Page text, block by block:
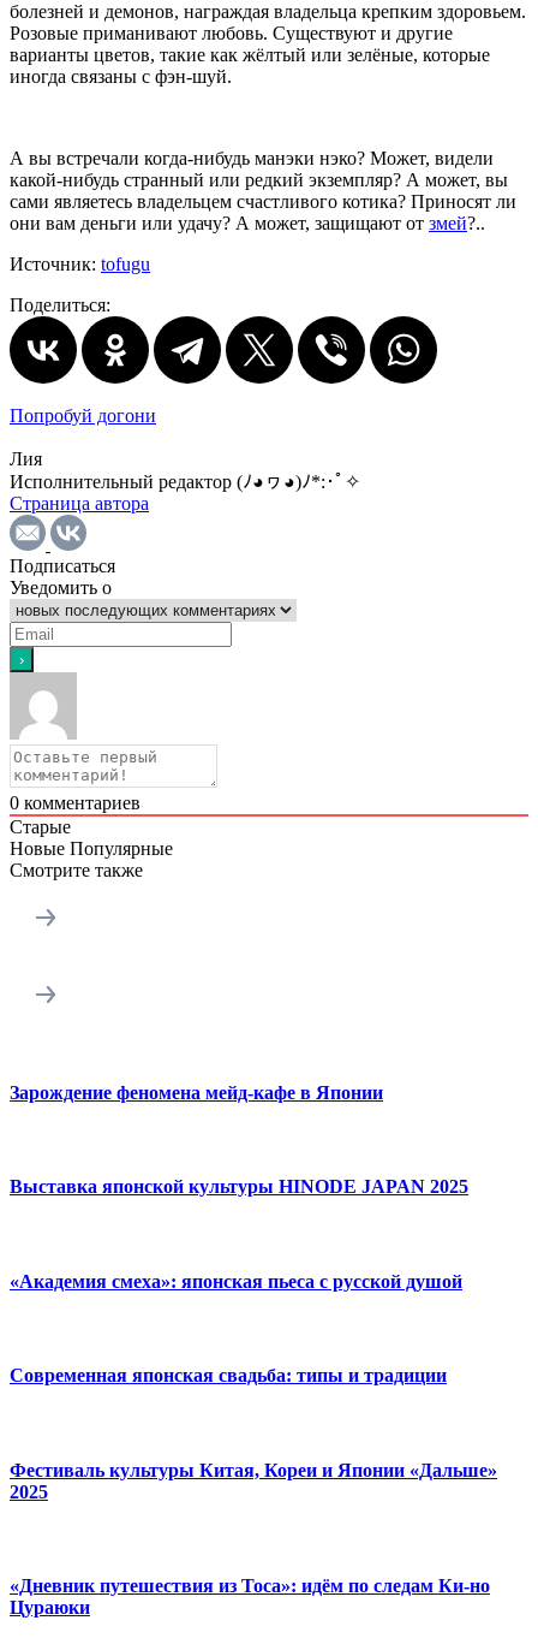
болезней и демонов, награждая владельца крепким здоровьем.
Розовые приманивают любовь. Существуют и другие
варианты цветов, такие как жёлтый или зелёные, которые
иногда связаны с фэн-шуй.
А вы встречали когда-нибудь манэки нэко? Может, видели
какой-нибудь странный или редкий экземпляр? А может, вы
сами являетесь владельцем счастливого котика? Приносят ли
они вам деньги или удачу? А может, защищают от змей?..
Источник: tofugu
Поделиться:
Попробуй догони
Лия
Исполнительный редактор (ﾉ◕ヮ◕)ﾉ*:･ﾟ✧
Страница автора
Подписаться
Уведомить о
0 комментариев
Старые
Новые Популярные
Смотрите также
Зарождение феномена мейд-кафе в Японии
Выставка японской культуры HINODE JAPAN 2025
«Академия смеха»: японская пьеса с русской душой
Современная японская свадьба: типы и традиции
Фестиваль культуры Китая, Кореи и Японии «Дальше»
2025
«Дневник путешествия из Тоса»: идём по следам Ки-но
Цураюки